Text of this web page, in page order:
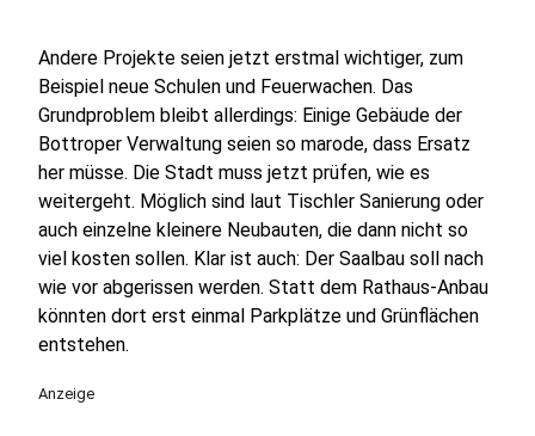
Andere Projekte seien jetzt erstmal wichtiger, zum
Beispiel neue Schulen und Feuerwachen. Das
Grundproblem bleibt allerdings: Einige Gebäude der
Bottroper Verwaltung seien so marode, dass Ersatz
her müsse. Die Stadt muss jetzt prüfen, wie es
weitergeht. Möglich sind laut Tischler Sanierung oder
auch einzelne kleinere Neubauten, die dann nicht so
viel kosten sollen. Klar ist auch: Der Saalbau soll nach
wie vor abgerissen werden. Statt dem Rathaus-Anbau
könnten dort erst einmal Parkplätze und Grünflächen
entstehen.
Anzeige